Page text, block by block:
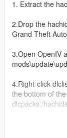
1. Extract the
2.Drop the
Grand Theft
3.Open OpenIV
4.Right-click
the bottom of
dlcpacks:/